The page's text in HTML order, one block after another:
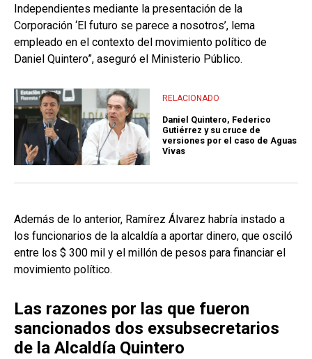
Independientes mediante la presentación de la
Corporación ‘El futuro se parece a nosotros’, lema
empleado en el contexto del movimiento político de
Daniel Quintero”, aseguró el Ministerio Público.
RELACIONADO
Daniel Quintero, Federico
Gutiérrez y su cruce de
versiones por el caso de Aguas
Vivas
Además de lo anterior, Ramírez Álvarez habría instado a
los funcionarios de la alcaldía a aportar dinero, que osciló
entre los $ 300 mil y el millón de pesos para financiar el
movimiento político.
Las razones por las que fueron
sancionados dos exsubsecretarios
de la Alcaldía Quintero